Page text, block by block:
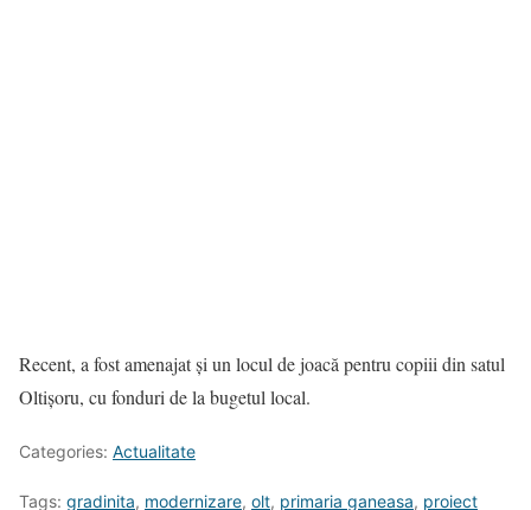
Recent, a fost amenajat și un locul de joacă pentru copiii din satul
Oltișoru, cu fonduri de la bugetul local.
Categories: Actualitate
Tags: gradinita, modernizare, olt, primaria ganeasa, proiect